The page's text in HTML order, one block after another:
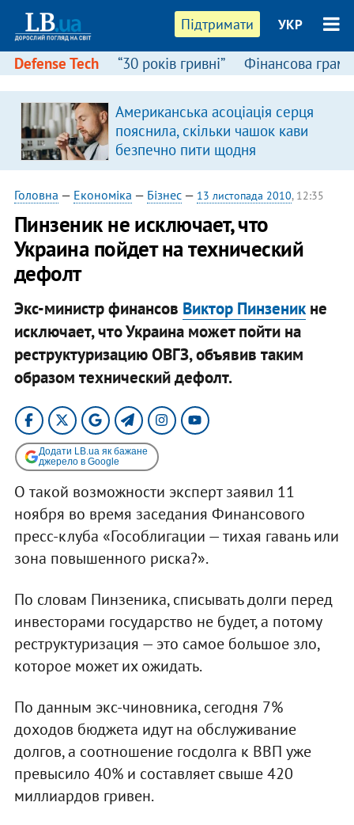
Підтримати УКР
Defense Tech “30 років гривні” Фінансова
Американська асоціація серця
пояснила, скільки чашок кави
безпечно пити щодня
Головна — Економіка — Бізнес— 13 листопада 2010, 12:35
Пинзеник не исключает, что
Украина пойдет на технический
дефолт
Экс-министр финансов Виктор Пинзеникне
исключает, что Украина может пойти на
реструктуризацию ОВГЗ, объявив таким
образом технический дефолт. ​
Додати LB.ua як бажане
джерело в Google
О такой возможности эксперт заявил 11
ноября во время заседания Финансового
пресс-клуба «Гособлигации — тихая гавань или
зона повышенного риска?».
По словам Пинзеника, списывать долги перед
инвесторами государство не будет, а потому
реструктуризация — это самое большое зло,
которое может их ожидать.
По данным экс-чиновника, сегодня 7%
доходов бюджета идут на обслуживание
долгов, а соотношение госдолга к ВВП уже
превысило 40% и составляет свыше 420
миллиардов гривен.